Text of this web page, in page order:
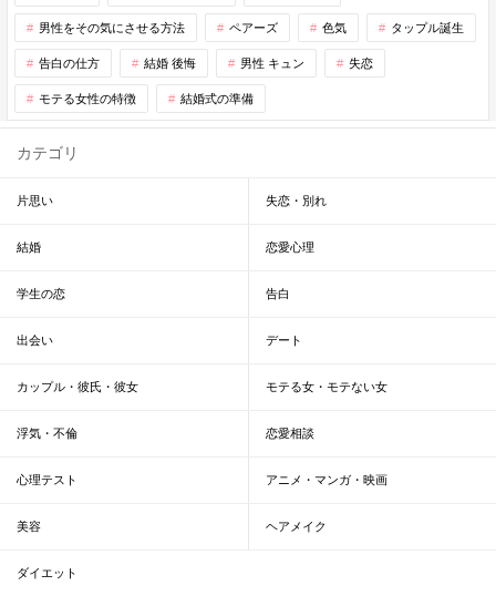
男性をその気にさせる方法 ペアーズ 色気 タップル誕生
告白の仕方 結婚 後悔 男性 キュン 失恋
モテる女性の特徴 結婚式の準備
カテゴリ
片思い 失恋・別れ
結婚 恋愛心理
学生の恋 告白
出会い デート
カップル・彼氏・彼女 モテる女・モテない女
浮気・不倫 恋愛相談
心理テスト アニメ・マンガ・映画
美容 ヘアメイク
ダイエット